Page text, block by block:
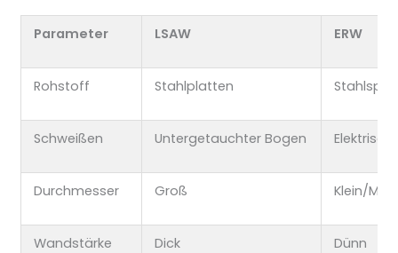
Parameter LSAW ERW
Rohstoff Stahlplatten
Schweißen Untergetauchter Bogen
Durchmesser Groß Klein/
Wandstärke Dick Dünn